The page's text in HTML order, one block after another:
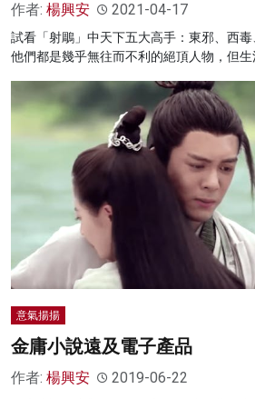
作者: 楊興安 2021-04-17
試看「射鵰」中天下五大高手：東邪、西毒
他們都是幾乎無往而不利的絕頂人物，但生
意氣揚揚
金庸小說遠及電子產品
作者: 楊興安 2019-06-22